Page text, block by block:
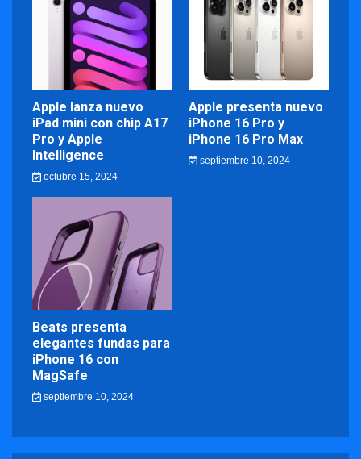
Apple lanza nuevo
iPad mini con chip A17
Pro y Apple
Intelligence
octubre 15, 2024
Apple presenta nuevo
iPhone 16 Pro y
iPhone 16 Pro Max
septiembre 10, 2024
Beats presenta
elegantes fundas para
iPhone 16 con
MagSafe
septiembre 10, 2024